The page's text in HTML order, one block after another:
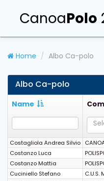
CanoaPolo
Home Albo Ca-polo
Albo Ca-polo
Name
Costagliola Andrea Silvio
Costanzo Luca
Costanzo Mattia
Cuciniello Stefano
C.U.S.